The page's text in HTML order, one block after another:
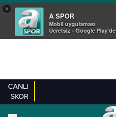
×
A SPOR
Mobil uygulaması
Ücretsiz - Google Play'de
CANLI
SKOR